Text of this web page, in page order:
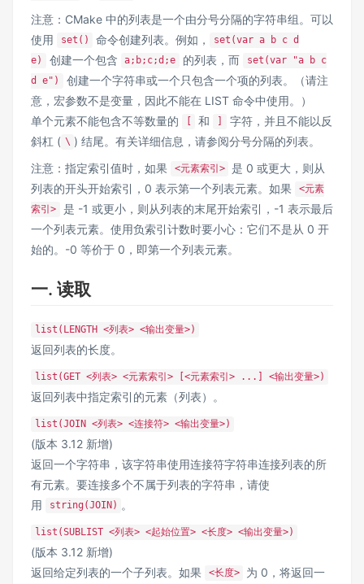
注意：CMake 中的列表是一个由分号分隔的字符串组。可以
使用
set() 命令创建列表。例如，
set(var a b c d
e)
创建一个包含 a;b;c;d;e 的列表，而
set(var "a b c
d e")
创建一个字符串或一个只包含一个项的列表。（请注
意，宏参数不是变量，因此不能在 LIST 命令中使用。）
单个元素不能包含不等数量的
和
字符，并且不能以反
斜杠 ( \ ) 结尾。有关详细信息，请参阅分号分隔的列表。
注意：指定索引值时，如果
<元素索引> 是 0 或更大，则从
列表的开头开始索引，0 表示第一个列表元素。如果
<元素
索引>
是 -1 或更小，则从列表的末尾开始索引，-1 表示最后
一个列表元素。使用负索引计数时要小心：它们不是从 0 开
始的。-0 等价于 0，即第一个列表元素。
一. 读取
list(LENGTH <列表> <输出变量>)
返回列表的长度。
list(GET <列表> <元素索引> [<元素索引> ...] <输出变量>)
返回列表中指定索引的元素（列表）。
list(JOIN <列表> <连接符> <输出变量>)
(版本 3.12 新增)
返回一个字符串，该字符串使用连接符字符串连接列表的所
有元素。要连接多个不属于列表的字符串，请使
用
string(JOIN) 。
list(SUBLIST <列表> <起始位置> <长度> <输出变量>)
(版本 3.12 新增)
返回给定列表的一个子列表。如果
<长度>
为 0，将返回一